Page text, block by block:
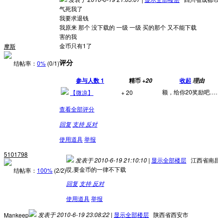
摩斯
结帖率： 0% (0/1)
气死我了
我要求退钱
我原来 那个 没下载的 一级 一级 买的那个 又不能下载
害的我
金币只有1了
评分
参与人数1 精币+20 收起 理由
【微凉】
+ 20 额，给你20奖励吧
查看全部评分
回复 支持 反对
使用道具举报
5101798
结帖率： 100% (2/2)
发表于 2010-6-19 21:10:10 | 显示全部楼层 江西省南
哎,要金币的一律不下载
回复 支持 反对
使用道具举报
Mankeep
发表于 2010-6-19 23:08:22 | 显示全部楼层 陕西省西安市